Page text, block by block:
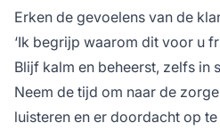
Erken de gevoelens van de
‘Ik begrijp waarom dit voor u
Blijf kalm en beheerst, zelfs in
Neem de tijd om naar de
luisteren en er doordacht op